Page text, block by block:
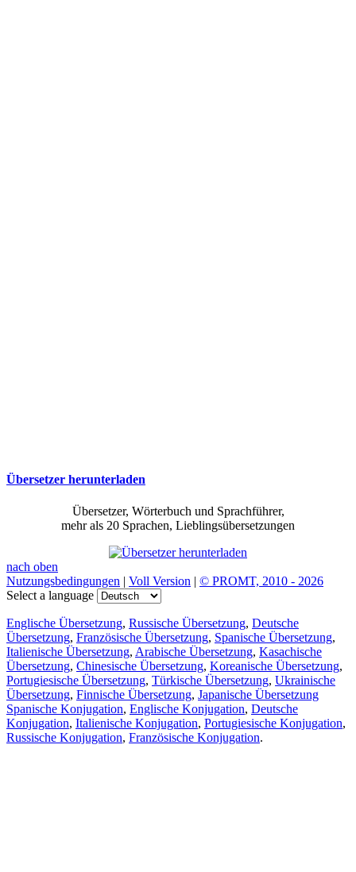
Übersetzer herunterladen
Übersetzer, Wörterbuch und Sprachführer,
mehr als 20 Sprachen, Lieblingsübersetzungen
nach oben
Nutzungsbedingungen | Voll Version | © PROMT, 2010 - 2026
Select a language
Englische Übersetzung, Russische Übersetzung, Deutsche
Übersetzung, Französische Übersetzung, Spanische Übersetzung,
Italienische Übersetzung, Arabische Übersetzung, Kasachische
Übersetzung, Chinesische Übersetzung, Koreanische Übersetzung,
Portugiesische Übersetzung, Türkische Übersetzung, Ukrainische
Übersetzung, Finnische Übersetzung, Japanische Übersetzung
Spanische Konjugation, Englische Konjugation, Deutsche
Konjugation, Italienische Konjugation, Portugiesische Konjugation,
Russische Konjugation, Französische Konjugation.